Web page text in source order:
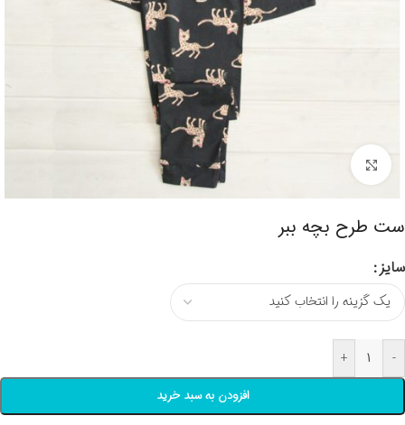
برای بزرگنمایی کلیک کنید
ست طرح بچه ببر
سایز
-
+
افزودن به سبد خرید